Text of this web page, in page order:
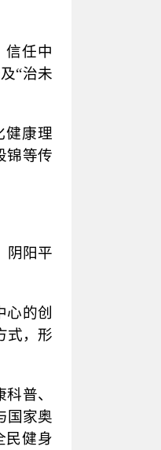
信任中
“治未
健康理
锦等传
阴阳平
心的创
式，形
普、
国家奥
民健身